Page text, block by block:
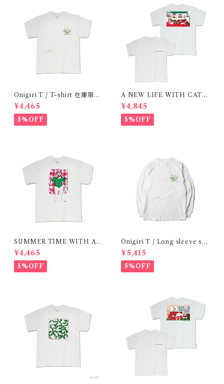
Onigiri T / T-shirt 在庫限り
で終了
¥4,465
5%OFF
A NEW LIFE WITH CATS
/ T-shirt 在庫限りで終了
¥4,845
5%OFF
SUMMER TIME WITH A
CAT / RED / T-shirt 在庫限
りで終了
¥4,465
5%OFF
Onigiri T / Long sleeve shi
rt 在庫限りで終了
¥5,415
5%OFF